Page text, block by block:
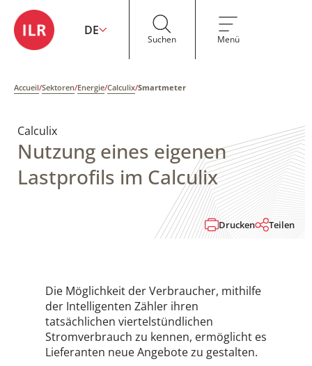
DE
Suchen Menü
Accueil/Sektoren/Energie/Calculix/Smartmeter
Calculix
Nutzung eines eigenen
Lastprofils im Calculix
Drucken Teilen
Die Möglichkeit der Verbraucher, mithilfe
der Intelligenten Zähler ihren
tatsächlichen viertelstündlichen
Stromverbrauch zu kennen, ermöglicht es
Lieferanten neue Angebote zu gestalten.